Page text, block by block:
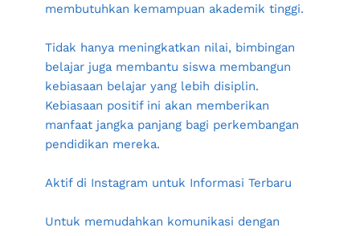
membutuhkan kemampuan akademik tinggi.
Tidak hanya meningkatkan nilai, bimbingan
belajar juga membantu siswa membangun
kebiasaan belajar yang lebih disiplin.
Kebiasaan positif ini akan memberikan
manfaat jangka panjang bagi perkembangan
pendidikan mereka.
Aktif di Instagram untuk Informasi Terbaru
Untuk memudahkan komunikasi dengan